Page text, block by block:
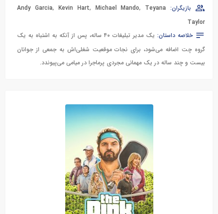
بازیگران:
Andy Garcia, Kevin Hart, Michael Mando, Teyana
Taylor
خلاصه داستان:
یک مدیر تبلیغات ۴۰ ساله، پس از آنکه به اشتباه به یک
گروه چت اضافه می‌شود، برای نجات موقعیت شغلی‌اش به جمعی از جوانان
بیست و چند ساله در یک مهمانی مجردی پرماجرا در میامی می‌پیوندد.